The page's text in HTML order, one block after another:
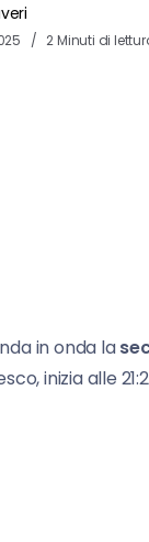
2 Minuti di
in onda la
inizia alle